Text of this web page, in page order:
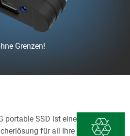
Grenzen!
portable SSD ist eine
für all Ihre